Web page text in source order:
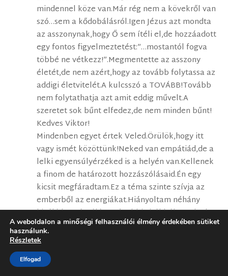
mindennel köze van.Már rég nem a kövekről van
szó…sem a kődobálásról.Igen Jézus azt mondta
az asszonynak,hogy Ő sem ítéli el,de hozzáadott
egy fontos figyelmeztetést:”…mostantól fogva
többé ne vétkezz!”.Megmentette az asszony
életét,de nem azért,hogy az tovább folytassa az
addigi életvitelét.A kulcsszó a TOVÁBB!Tovább
nem folytathatja azt amit eddig művelt.A
szeretet sok bűnt elfedez,de nem minden bűnt!
Kedves Viktor!
Mindenben egyet értek Veled.Örülök,hogy itt
vagy ismét közöttünk!Neked van empátiád,de a
lelki egyensúlyérzéked is a helyén van.Kellenek
a finom de határozott hozzászólásaid.Én egy
kicsit megfáradtam.Ez a téma szinte szívja az
emberből az energiákat.Hiányoltam néhány
kiváló hozzászólót a régebbi vitákból amelyek
erre a témára folytak.Lehet,hogy úgy
látták,hogy most nem vesznek részt.Pedig,
sajnos, ez a jelenség nem egy kikopott
lemez.Egyre nagyobb erővel támad és egyre
A weboldalon a minőségi felhasználói élmény érdekében sütiket
használunk.
Részletek
Elfogad